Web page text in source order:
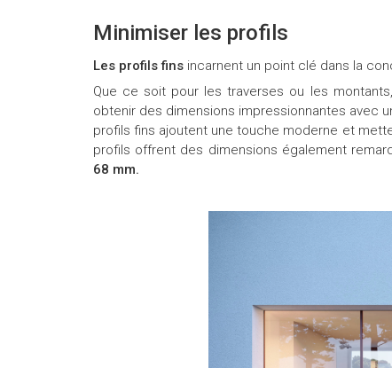
Minimiser les profils
Les profils finsincarnent un point clé dans la
Que ce soit pour les traverses ou les
obtenir des dimensions impressionnantes avec
profils fins ajoutent une touche moderne et
profils offrent des dimensions également
68 mm.